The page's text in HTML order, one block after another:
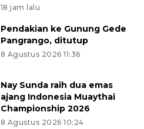
18 jam lalu
Pendakian ke Gunung Gede
Pangrango, ditutup
8 Agustus 2026 11:36
Nay Sunda raih dua emas
ajang Indonesia Muaythai
Championship 2026
8 Agustus 2026 10:24